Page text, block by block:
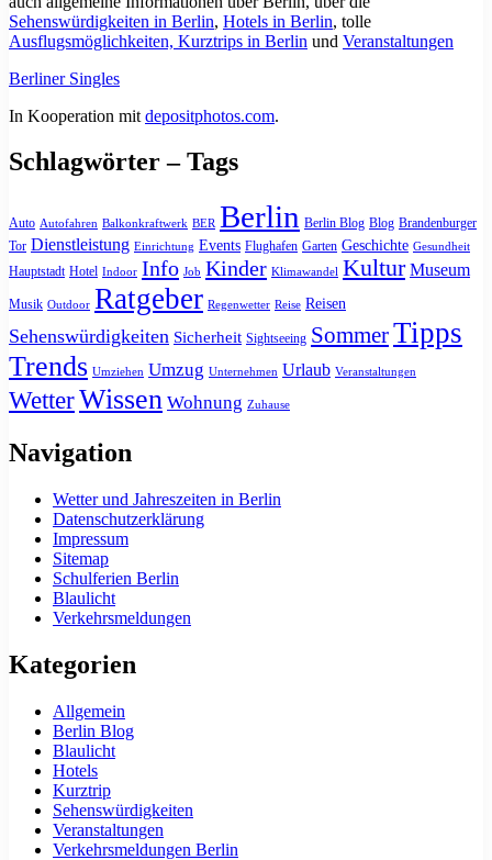
Sehenswürdigkeiten in Berlin, Hotels in Berlin, tolle
Ausflugsmöglichkeiten, Kurztrips in Berlin und Veranstaltungen
Berliner Singles
In Kooperation mit depositphotos.com.
Schlagwörter – Tags
Auto Autofahren Balkonkraftwerk BER Berlin Berlin Blog Blog Brandenburger
Tor Dienstleistung Einrichtung Events Flughafen Garten Geschichte Gesundheit
Hauptstadt Hotel Indoor Info Job Kinder Klimawandel Kultur Museum
Musik Outdoor Ratgeber Regenwetter Reise Reisen
Sehenswürdigkeiten Sicherheit Sightseeing SommerTipps
Trends Umziehen Umzug Unternehmen Urlaub Veranstaltungen
WetterWissen Wohnung Zuhause
Navigation
Wetter und Jahreszeiten in Berlin
Datenschutzerklärung
Impressum
Sitemap
Schulferien Berlin
Blaulicht
Verkehrsmeldungen
Kategorien
Allgemein
Berlin Blog
Blaulicht
Hotels
Kurztrip
Sehenswürdigkeiten
Veranstaltungen
Verkehrsmeldungen Berlin